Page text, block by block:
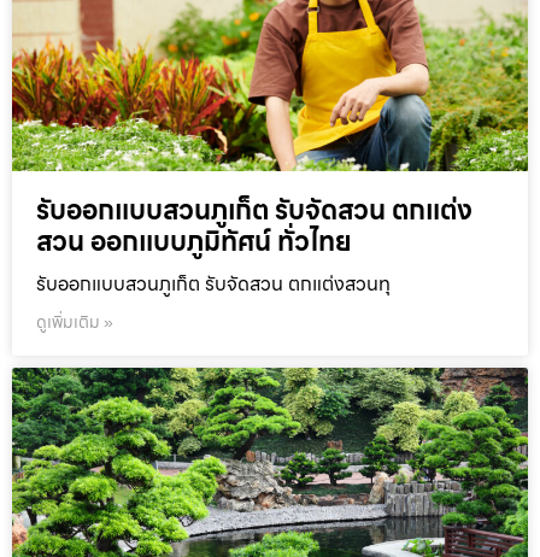
รับออกแบบสวนภูเก็ต รับจัดสวน ตกแต่ง
สวน ออกแบบภูมิทัศน์ ทั่วไทย
รับออกแบบสวนภูเก็ต รับจัดสวน ตกแต่งสวนทุ
ดูเพิ่มเติม »